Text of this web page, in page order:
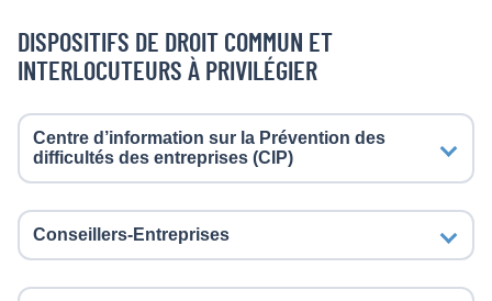
DISPOSITIFS DE DROIT COMMUN ET
INTERLOCUTEURS À PRIVILÉGIER
Centre d’information sur la Prévention des
difficultés des entreprises (CIP)
Conseillers-Entreprises